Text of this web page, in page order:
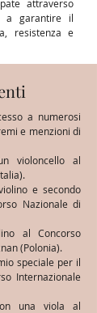
attraverso
a garantire il
resistenza e
a numerosi
e menzioni di
violoncello al
e secondo
Nazionale di
al Concorso
(Polonia).
speciale per il
Internazionale
una viola al